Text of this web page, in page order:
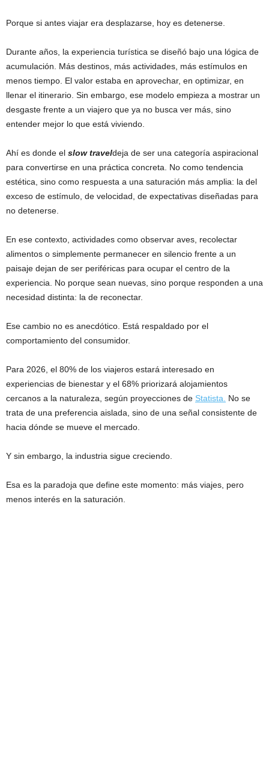
Porque si antes viajar era desplazarse, hoy es detenerse.
Durante años, la experiencia turística se diseñó bajo una lógica de
acumulación. Más destinos, más actividades, más estímulos en
menos tiempo. El valor estaba en aprovechar, en optimizar, en
llenar el itinerario. Sin embargo, ese modelo empieza a mostrar un
desgaste frente a un viajero que ya no busca ver más, sino
entender mejor lo que está viviendo.
Ahí es donde el slow traveldeja de ser una categoría aspiracional
para convertirse en una práctica concreta. No como tendencia
estética, sino como respuesta a una saturación más amplia: la del
exceso de estímulo, de velocidad, de expectativas diseñadas para
no detenerse.
En ese contexto, actividades como observar aves, recolectar
alimentos o simplemente permanecer en silencio frente a un
paisaje dejan de ser periféricas para ocupar el centro de la
experiencia. No porque sean nuevas, sino porque responden a una
necesidad distinta: la de reconectar.
Ese cambio no es anecdótico. Está respaldado por el
comportamiento del consumidor.
Para 2026, el 80% de los viajeros estará interesado en
experiencias de bienestar y el 68% priorizará alojamientos
cercanos a la naturaleza, según proyecciones de Statista. No se
trata de una preferencia aislada, sino de una señal consistente de
hacia dónde se mueve el mercado.
Y sin embargo, la industria sigue creciendo.
Esa es la paradoja que define este momento: más viajes, pero
menos interés en la saturación.